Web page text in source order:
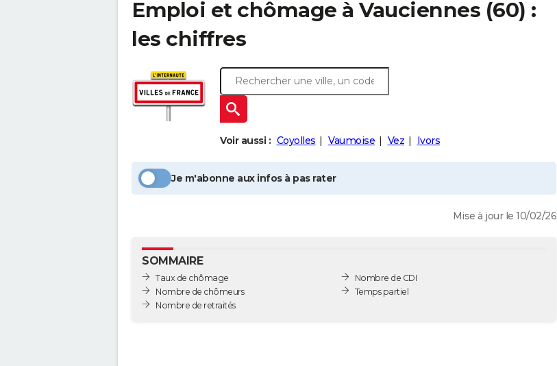
Emploi et chômage à Vauciennes (60) :
les chiffres
Voir aussi : Coyolles Vaumoise Vez Ivors
Je m'abonne aux infos à pas rater
Mise à jour le 10/02/26
SOMMAIRE
Taux de chômage
Nombre de chômeurs
Nombre de retraités
Nombre de CDI
Temps partiel